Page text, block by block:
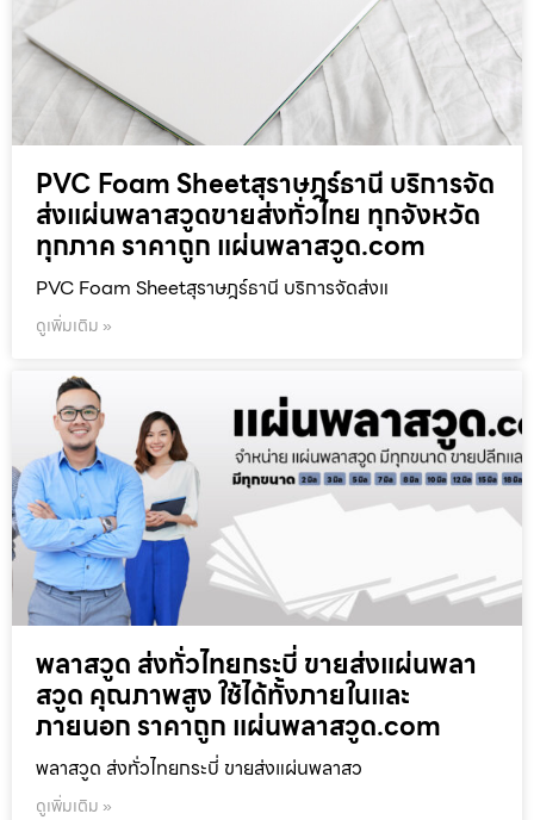
PVC Foam Sheetสุราษฎร์ธานี บริการจัด
ส่งแผ่นพลาสวูดขายส่งทั่วไทย ทุกจังหวัด
ทุกภาค ราคาถูก แผ่นพลาสวูด.com
PVC Foam Sheetสุราษฎร์ธานี บริการจัดส่งแ
ดูเพิ่มเติม »
พลาสวูด ส่งทั่วไทยกระบี่ ขายส่งแผ่นพลา
สวูด คุณภาพสูง ใช้ได้ทั้งภายในและ
ภายนอก ราคาถูก แผ่นพลาสวูด.com
พลาสวูด ส่งทั่วไทยกระบี่ ขายส่งแผ่นพลาสว
ดูเพิ่มเติม »